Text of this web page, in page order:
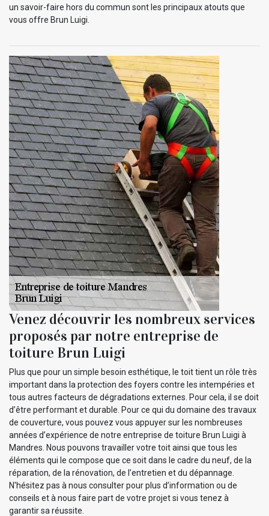
un savoir-faire hors du commun sont les principaux atouts que
vous offre Brun Luigi.
Venez découvrir les nombreux services
proposés par notre entreprise de
toiture Brun Luigi
Plus que pour un simple besoin esthétique, le toit tient un rôle très
important dans la protection des foyers contre les intempéries et
tous autres facteurs de dégradations externes. Pour cela, il se doit
d’être performant et durable. Pour ce qui du domaine des travaux
de couverture, vous pouvez vous appuyer sur les nombreuses
années d’expérience de notre entreprise de toiture Brun Luigi à
Mandres. Nous pouvons travailler votre toit ainsi que tous les
éléments qui le compose que ce soit dans le cadre du neuf, de la
réparation, de la rénovation, de l’entretien et du dépannage.
N'hésitez pas à nous consulter pour plus d’information ou de
conseils et à nous faire part de votre projet si vous tenez à
garantir sa réussite.